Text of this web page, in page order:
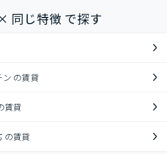
同じ特徴 で探す
の賃貸
賃貸
の賃貸